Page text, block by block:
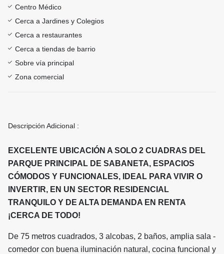
Centro Médico
Cerca a Jardines y Colegios
Cerca a restaurantes
Cerca a tiendas de barrio
Sobre vía principal
Zona comercial
Descripción Adicional :
EXCELENTE UBICACIÓN A SOLO 2 CUADRAS DEL
PARQUE PRINCIPAL DE SABANETA, ESPACIOS
CÓMODOS Y FUNCIONALES, IDEAL PARA VIVIR O
INVERTIR, EN UN SECTOR RESIDENCIAL
TRANQUILO Y DE ALTA DEMANDA EN RENTA
¡CERCA DE TODO!
De 75 metros cuadrados, 3 alcobas, 2 baños, amplia sala -
comedor con buena iluminación natural, cocina funcional y